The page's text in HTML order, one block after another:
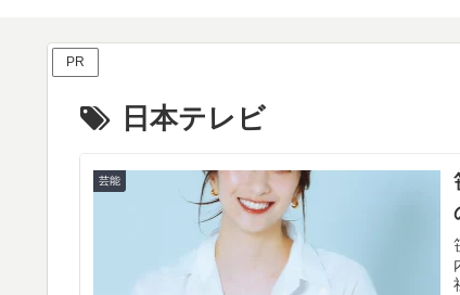
PR
日本テレビ
芸能